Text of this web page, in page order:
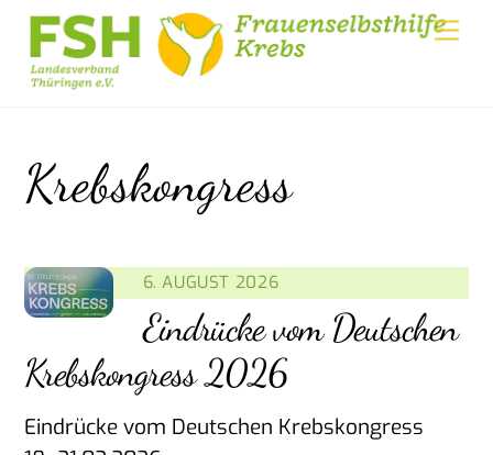
Skip
content
Krebskongress
6. AUGUST 2026
Eindrücke vom Deutschen
Krebskongress 2026
Eindrücke vom Deutschen Krebskongress